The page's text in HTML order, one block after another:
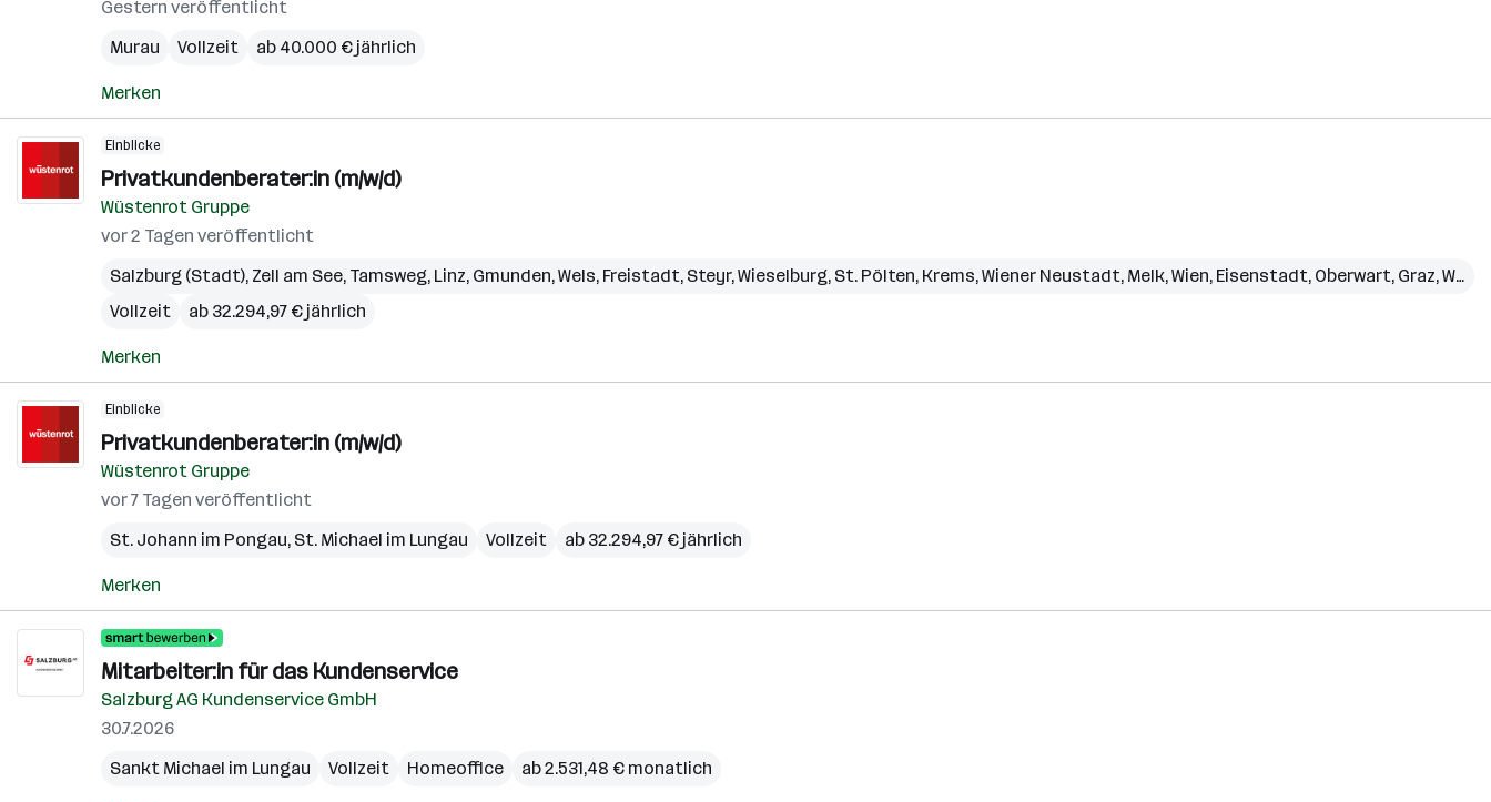
Gestern veröffentlicht
Murau
Vollzeit ab 40.000 € jährlich
Merken
Einblicke
Privatkundenberater:in (m/w/d)
Wüstenrot Gruppe
vor 2 Tagen veröffentlicht
Salzburg (Stadt), Zell am See, Tamsweg, Linz, Gmunden,Wels, Freistadt, Steyr,Wieselburg, St. Pölten, Krems,Wiener Neustadt, Melk,Wien, Eisenstadt, Oberwart, Graz,Weiz
Vollzeit
ab 32.294,97 € jährlich
Merken
Einblicke
Privatkundenberater:in (m/w/d)
Wüstenrot Gruppe
vor 7 Tagen veröffentlicht
St. Johann im Pongau, St. Michael im Lungau Vollzeit ab 32.294,97 € jährlich
Merken
Mitarbeiter:in für das Kundenservice
Salzburg AG Kundenservice GmbH
30.7.2026
Sankt Michael im Lungau
Vollzeit Homeoffice ab 2.531,48 € monatlich